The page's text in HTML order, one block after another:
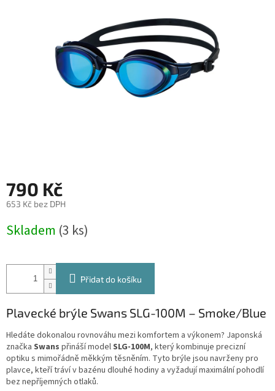
790 Kč
653 Kč bez DPH
cena:
Skladem (3 ks)
Přidat do košíku
Plavecké brýle Swans SLG-100M – Smoke/Blue
Hledáte dokonalou rovnováhu mezi komfortem a výkonem? Japonská
značka Swans přináší modelSLG-100M, který kombinuje precizní
optiku s mimořádně měkkým těsněním. Tyto brýle jsou navrženy pro
plavce, kteří tráví v bazénu dlouhé hodiny a vyžadují maximální pohodlí
bez nepříjemných otlaků.